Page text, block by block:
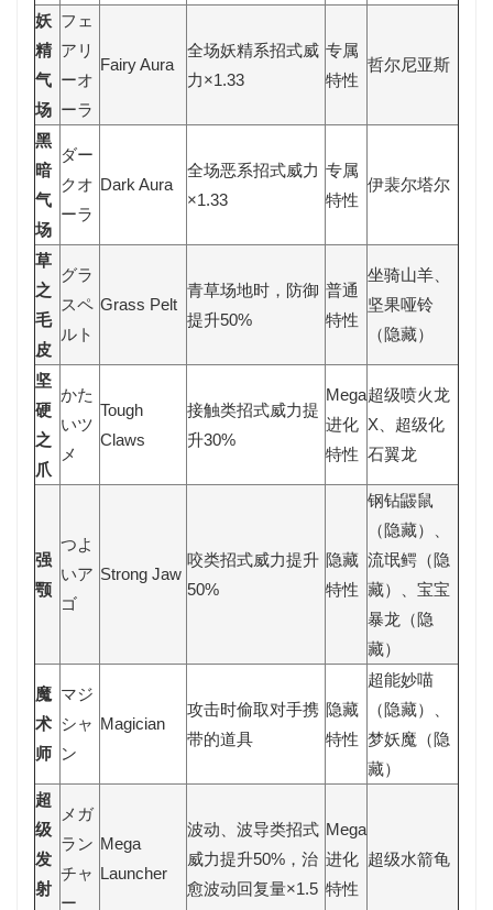
妖
精
气
场
フェ
アリ
ーオ
ーラ
Fairy Aura
全场妖精系招式威
力×1.33
专属
特性
哲尔尼亚斯
黑
暗
气
场
ダー
クオ
ーラ
Dark Aura
全场恶系招式威力
×1.33
专属
特性
伊裴尔塔尔
草
之
毛
皮
グラ
スペ
ルト
Grass Pelt
青草场地时，防御
提升50%
普通
特性
坐骑山羊、
坚果哑铃
（隐藏）
坚
硬
之
爪
かた
いツ
メ
Tough
Claws
接触类招式威力提
升30%
Mega
进化
特性
超级喷火龙
X、超级化
石翼龙
强
颚
つよ
いア
ゴ
Strong Jaw
咬类招式威力提升
50%
隐藏
特性
钢钻鼹鼠
（隐藏）、
流氓鳄（隐
藏）、宝宝
暴龙（隐
藏）
魔
术
师
マジ
シャ
ン
Magician
攻击时偷取对手携
带的道具
隐藏
特性
超能妙喵
（隐藏）、
梦妖魔（隐
藏）
超
级
发
射
メガ
ラン
チャ
ー
Mega
Launcher
波动、波导类招式
威力提升50%，治
愈波动回复量×1.5
Mega
进化
特性
超级水箭龟